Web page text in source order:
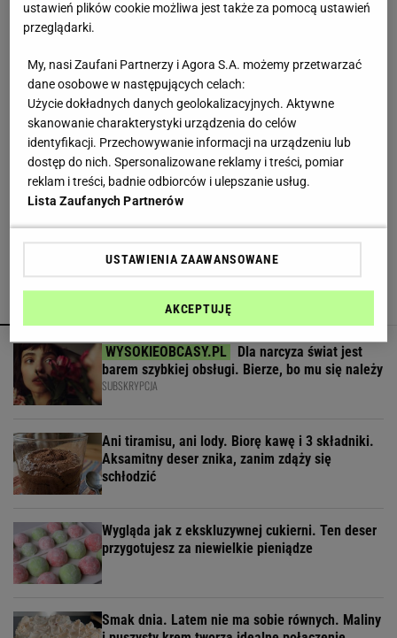
letniej przerwie. Mówi, co pomogło jej
przełamać strach
MATERIAŁ PROMOCYJNY
Wlewam masę i przykrywam. Po 30 minutach
mam cytrynowy obłoczek
To najprostszy syrop z mięty, jaki zrobisz.
Smakuje rewelacyjnie
Dla narcyza świat jest
barem szybkiej obsługi. Bierze, bo mu się należy
SUBSKRYPCJA
Ani tiramisu, ani lody. Biorę kawę i 3 składniki.
Aksamitny deser znika, zanim zdąży się
schłodzić
Wygląda jak z ekskluzywnej cukierni. Ten deser
przygotujesz za niewielkie pieniądze
Smak dnia. Latem nie ma sobie równych. Maliny
ustawień plików cookie możliwa jest także za pomocą ustawień
przeglądarki.
My, nasi Zaufani Partnerzy i Agora S.A. możemy przetwarzać
dane osobowe w następujących celach:
Użycie dokładnych danych geolokalizacyjnych. Aktywne
skanowanie charakterystyki urządzenia do celów
identyfikacji. Przechowywanie informacji na urządzeniu lub
dostęp do nich. Spersonalizowane reklamy i treści, pomiar
reklam i treści, badnie odbiorców i ulepszanie usług.
Lista Zaufanych Partnerów
USTAWIENIA ZAAWANSOWANE
AKCEPTUJĘ